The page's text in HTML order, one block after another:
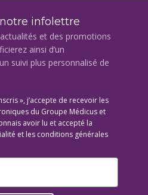
infolettre
et des promotions
ainsi d’un
suivi plus personnalisé de
», j’accepte de recevoir les
du Groupe Médicus et
avoir lu et accepté la
et les conditions générales